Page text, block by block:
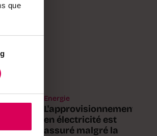
que
Energie
L'approvisionnement
en électricité est
assuré malgré la